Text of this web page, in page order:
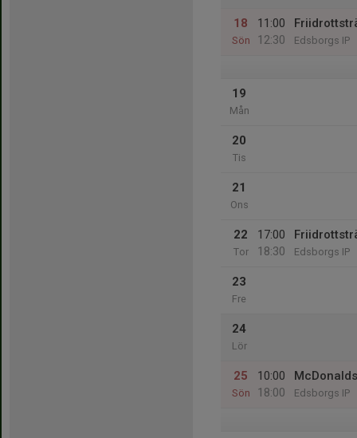
18
Sön
11:00
12:30
Edsborgs IP
19
Mån
20
Tis
21
Ons
22
Tor
17:00
18:30
Edsborgs IP
23
Fre
24
Lör
25
Sön
10:00
18:00
Edsborgs IP